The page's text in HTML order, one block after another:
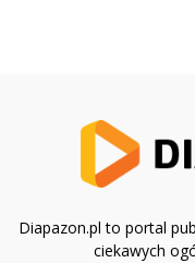
Diapazon.pl to portal
ciekawych